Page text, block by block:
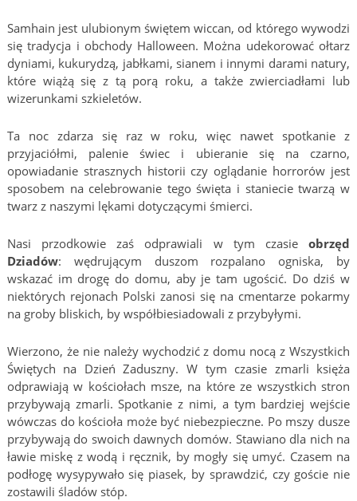
Samhain jest ulubionym świętem wiccan, od którego wywodzi
się tradycja i obchody Halloween. Można udekorować ołtarz
dyniami, kukurydzą, jabłkami, sianem i innymi darami natury,
które wiążą się z tą porą roku, a także zwierciadłami lub
wizerunkami szkieletów.
Ta noc zdarza się raz w roku, więc nawet spotkanie z
przyjaciółmi, palenie świec i ubieranie się na czarno,
opowiadanie strasznych historii czy oglądanie horrorów jest
sposobem na celebrowanie tego święta i staniecie twarzą w
twarz z naszymi lękami dotyczącymi śmierci.
Nasi przodkowie zaś odprawiali w tym czasieobrzęd
Dziadów: wędrującym duszom rozpalano ogniska, by
wskazać im drogę do domu, aby je tam ugościć. Do dziś w
niektórych rejonach Polski zanosi się na cmentarze pokarmy
na groby bliskich, by współbiesiadowali z przybyłymi.
Wierzono, że nie należy wychodzić z domu nocą z Wszystkich
Świętych na Dzień Zaduszny. W tym czasie zmarli księża
odprawiają w kościołach msze, na które ze wszystkich stron
przybywają zmarli. Spotkanie z nimi, a tym bardziej wejście
wówczas do kościoła może być niebezpieczne. Po mszy dusze
przybywają do swoich dawnych domów. Stawiano dla nich na
ławie miskę z wodą i ręcznik, by mogły się umyć. Czasem na
podłogę wysypywało się piasek, by sprawdzić, czy goście nie
zostawili śladów stóp.